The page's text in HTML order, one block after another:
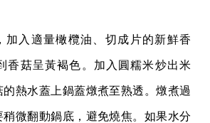
加入適量橄欖油、切成片的新鮮香
香菇呈黃褐色。加 入圓糯米炒出米
熱水蓋上鍋蓋燉煮至熟透。燉煮過
稍微翻動鍋底，避免燒焦。如果水分